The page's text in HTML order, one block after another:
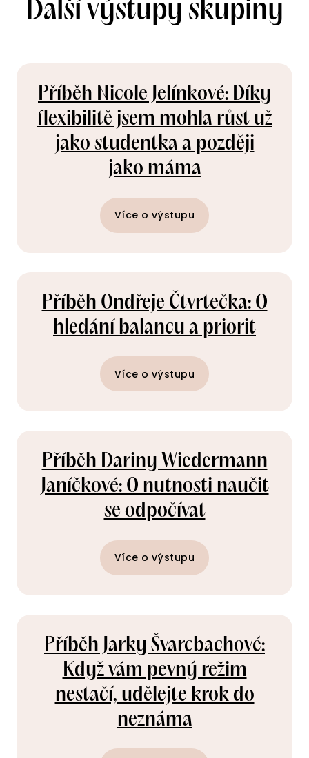
Další výstupy skupiny
Příběh Nicole Jelínkové: Díky
flexibilitě jsem mohla růst už
jako studentka a později
jako máma
Více o výstupu
Příběh Ondřeje Čtvrtečka: O
hledání balancu a priorit
Více o výstupu
Příběh Dariny Wiedermann
Janíčkové: O nutnosti naučit
se odpočívat
Více o výstupu
Příběh Jarky Švarcbachové:
Když vám pevný režim
nestačí, udělejte krok do
neznáma